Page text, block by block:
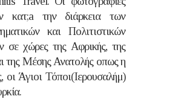
κατ;a την διάρκεια των
και Πολιτιστικών
σε χώρες της Αφρικής, της
της Μέσης Ανατολής οπως η
οι Άγιοι Τόποι(Ιερουσαλήμ)